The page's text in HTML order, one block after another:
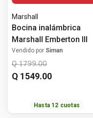
Marshall
Bocina inalámbrica
Marshall Emberton III
Vendido por Siman
Q 1799.00
Q 1549.00
Hasta 12 cuotas